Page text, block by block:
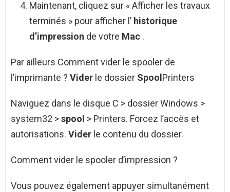
Maintenant, cliquez sur « Afficher les travaux
terminés » pour afficher l’ historique
d’impression de votre Mac .
Par ailleurs Comment vider le spooler de
l’imprimante ? Vider le dossier Spool Printers
Naviguez dans le disque C > dossier Windows >
system32 >spool > Printers. Forcez l’accès et
autorisations. Vider le contenu du dossier.
Comment vider le spooler d’impression ?
Vous pouvez également appuyer simultanément